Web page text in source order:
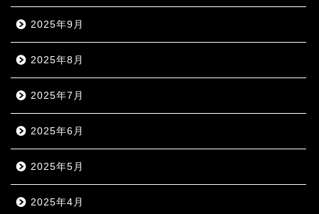
2025年9月
2025年8月
2025年7月
2025年6月
2025年5月
2025年4月